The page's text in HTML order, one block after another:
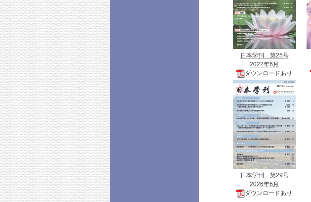
日本学刊 第25号
2022年6月
ダウンロードあり
日本学刊 第29号
2026年6月
ダウンロードあり